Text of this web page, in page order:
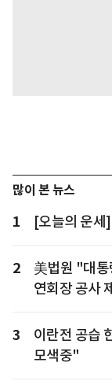
많이 본 뉴스
1 [오늘의 운세
2
美법원 "대
연회장 공사
3
이란전 공습
모색중"